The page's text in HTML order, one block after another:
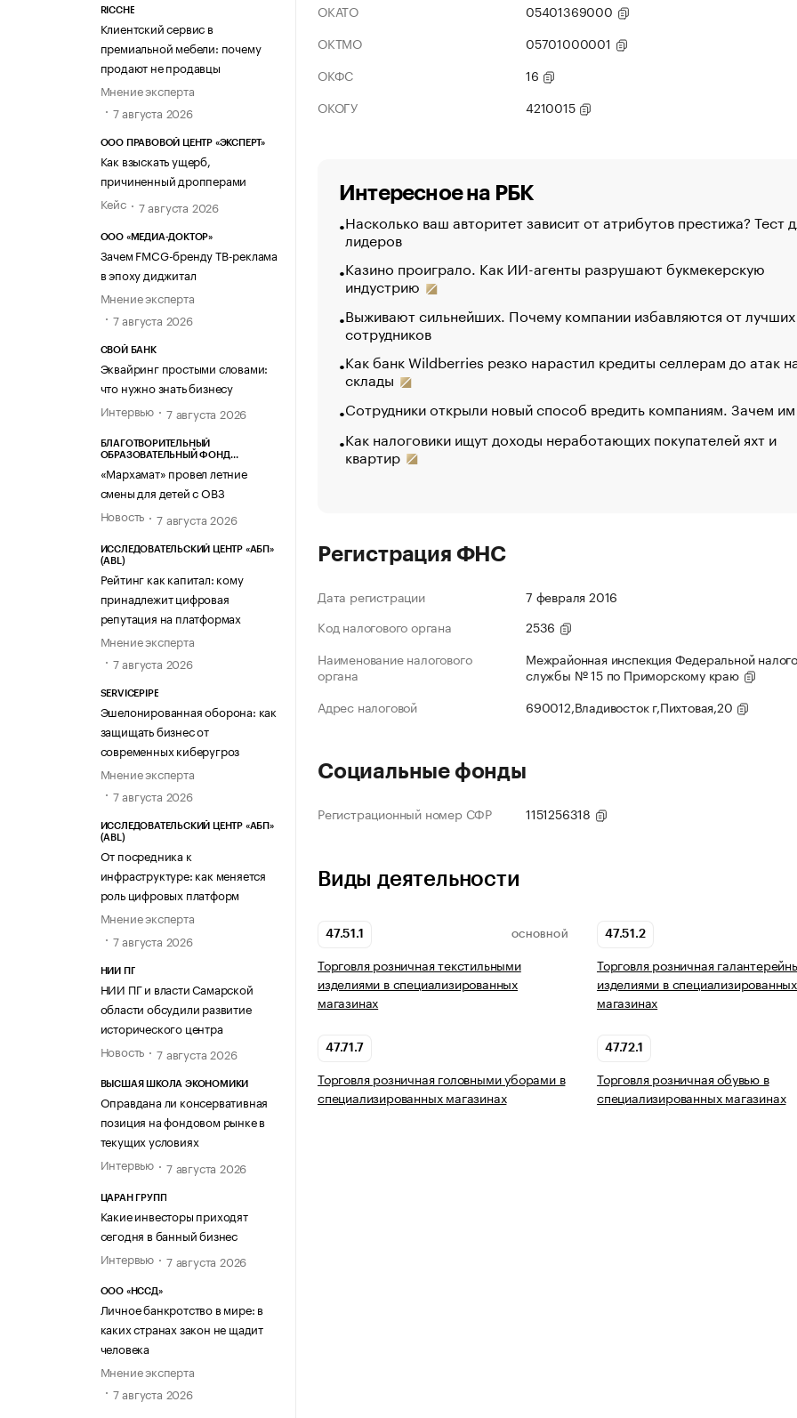
RICCHE
Клиентский сервис в
премиальной мебели: почему
продают не продавцы
Мнение эксперта
7 августа 2026
ООО ПРАВОВОЙ ЦЕНТР «ЭКСПЕРТ»
Как взыскать ущерб,
причиненный дропперами
Кейс
7 августа 2026
ООО «МЕДИА-ДОКТОР»
Зачем FMCG-бренду ТВ-реклама
в эпоху диджитал
Мнение эксперта
7 августа 2026
СВОЙ БАНК
Эквайринг простыми словами:
что нужно знать бизнесу
Интервью
7 августа 2026
БЛАГОТВОРИТЕЛЬНЫЙ
ОБРАЗОВАТЕЛЬНЫЙ ФОНД
«Мархамат» провел летние
смены для детей с ОВЗ
Новость
7 августа 2026
ИССЛЕДОВАТЕЛЬСКИЙ ЦЕНТР «АБП»
(ABL)
Рейтинг как капитал: кому
принадлежит цифровая
репутация на платформах
Мнение эксперта
7 августа 2026
SERVICEPIPE
Эшелонированная оборона: как
защищать бизнес от
современных киберугроз
Мнение эксперта
7 августа 2026
ИССЛЕДОВАТЕЛЬСКИЙ ЦЕНТР «АБП»
(ABL)
От посредника к
инфраструктуре: как меняется
роль цифровых платформ
Мнение эксперта
7 августа 2026
НИИ ПГ
НИИ ПГ и власти Самарской
области обсудили развитие
исторического центра
Новость
7 августа 2026
ВЫСШАЯ ШКОЛА ЭКОНОМИКИ
Оправдана ли консервативная
позиция на фондовом рынке в
текущих условиях
Интервью
7 августа 2026
ЦАРАН ГРУПП
Какие инвесторы приходят
сегодня в банный бизнес
Интервью
7 августа 2026
ООО «НССД»
Личное банкротство в мире: в
каких странах закон не щадит
человека
Мнение эксперта
7 августа 2026
ОКАТО
05401369000
ОКТМО
05701000001
ОКФС
16
ОКОГУ
4210015
Интересное на РБК
Насколько ваш авторитет зависит от атрибутов престижа? Тест
лидеров
Казино проиграло. Как ИИ-агенты разрушают букмекерскую
индустрию
Выживают сильнейших. Почему компании избавляются от лучших
сотрудников
Как банк Wildberries резко нарастил кредиты селлерам до атак
склады
Сотрудники открыли новый способ вредить компаниям. Зачем
Как налоговики ищут доходы неработающих покупателей яхт и
квартир
Регистрация ФНС
Дата регистрации
7 февраля 2016
Код налогового органа
2536
Наименование налогового
органа
Межрайонная инспекция Федеральной
службы № 15 по Приморскому краю
Адрес налоговой
690012,Владивосток г,Пихтовая,20
Социальные фонды
Регистрационный номер СФР 1151256318
Виды деятельности
47.51.1 ОСНОВНОЙ
Торговля розничная текстильными
изделиями в специализированных
магазинах
47.51.2
Торговля розничная
изделиями в специализированных
магазинах
47.71.7
Торговля розничная головными уборами в
специализированных магазинах
47.72.1
Торговля розничная обувью в
специализированных магазинах